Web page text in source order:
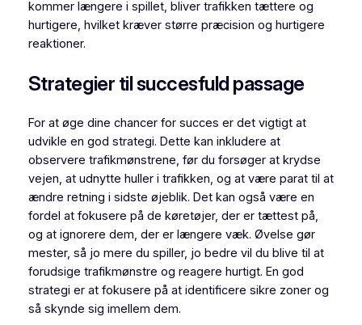
kommer længere i spillet, bliver trafikken tættere og
hurtigere, hvilket kræver større præcision og hurtigere
reaktioner.
Strategier til succesfuld passage
For at øge dine chancer for succes er det vigtigt at
udvikle en god strategi. Dette kan inkludere at
observere trafikmønstrene, før du forsøger at krydse
vejen, at udnytte huller i trafikken, og at være parat til at
ændre retning i sidste øjeblik. Det kan også være en
fordel at fokusere på de køretøjer, der er tættest på,
og at ignorere dem, der er længere væk. Øvelse gør
mester, så jo mere du spiller, jo bedre vil du blive til at
forudsige trafikmønstre og reagere hurtigt. En god
strategi er at fokusere på at identificere sikre zoner og
så skynde sig imellem dem.